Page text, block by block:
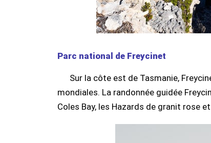
Parc national de Freycinet
Sur la côte est de Tasmanie,
mondiales. La randonnée guidée
Coles Bay, les Hazards de granit rose